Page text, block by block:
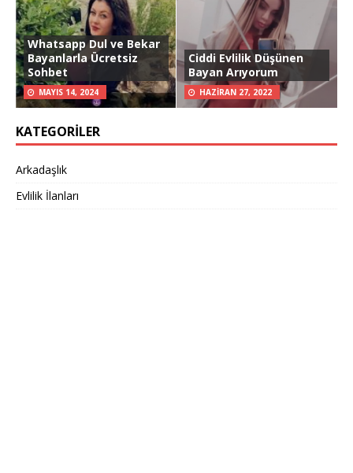
Whatsapp Dul ve Bekar
Bayanlarla Ücretsiz
Sohbet
MAYIS 14, 2024
Ciddi Evlilik Düşünen
Bayan Arıyorum
HAZIRAN 27, 2022
KATEGORILER
Arkadaşlık
Evlilik İlanları